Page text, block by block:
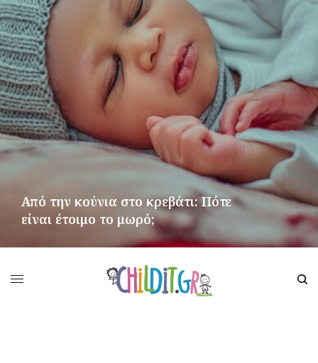
Από την κούνια στο κρεβάτι: Πότε
είναι έτοιμο το μωρό;